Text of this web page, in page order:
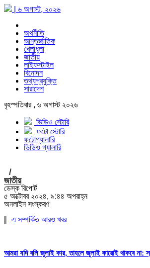
| ৬ অগাস্ট, ২০২৬
অর্থনীতি
আন্তর্জাতিক
খেলাধুলা
জাতীয়
লাইফস্টাইল
বিনোদন
তথ্যপ্রযুক্তি
সারাদেশ
বৃহস্পতিবার , ৬ অগাস্ট ২০২৬
ভিডিও স্টোরি
ফটো স্টোরি
ফটোগ্যালারি
ভিডিও গ্যালারি
/
জাতীয়
ডেস্ক রিপোর্ট
৫ অক্টোবর ২০২৪, ৯:৪৪ অপরাহ্ন
অনলাইন সংস্করণ
এ সম্পর্কিত আরও খবর
আমরা যদি বলি জুলাই কার, তাহলে জুলাই কারোই থাকবে না: